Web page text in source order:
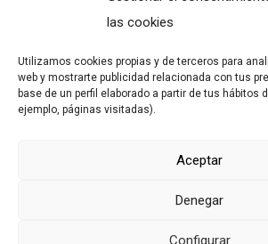
las cookies
Utilizamos cookies propias y de terceros para
web y mostrarte publicidad relacionada con tus
base de un perfil elaborado a partir de tus hábitos
ejemplo, páginas visitadas).
Aceptar
Denegar
Configurar
info@clubdegolflascaldas.com
681 163 108
La Premaña s/n, 33174, Oviedo, España
Más información